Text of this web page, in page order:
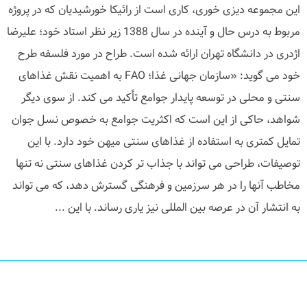
این مجموعه دیزی خوری، کاری است از رائیکا خورشیدیان که در پروژه
مربوط به درس حال و آینده در سال 1388 زیر نظر استاد خود؛ علیرضا
اژدری در دانشگاه تهران ارائه شده است. طراح در مورد فلسفه طرح
خود می گوید: «سازمان جهانی غذا؛ FAO به اهمیت نقش غذاهای
سنتی و محلی در توسعه پایدار جوامع تأکید می کند. از سوی دیگر
شواهد، حاکی از این است که اکثریت جوامع به خصوص نسل جوان
تمایل کمتری به استفاده از غذاهای سنتی میهن خود دارد. با این
توصیفات، طراحی می تواند با جذاب تر کردن غذاهای سنتی نه تنها
مخاطب آنها را در هر سرزمین و فرهنگی گسترش دهد، که می تواند
به انتشار آن در عرصه بین المللی نیز یاری رساند. با این ...